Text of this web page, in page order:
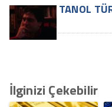
TANOL
İlginizi Çekebilir